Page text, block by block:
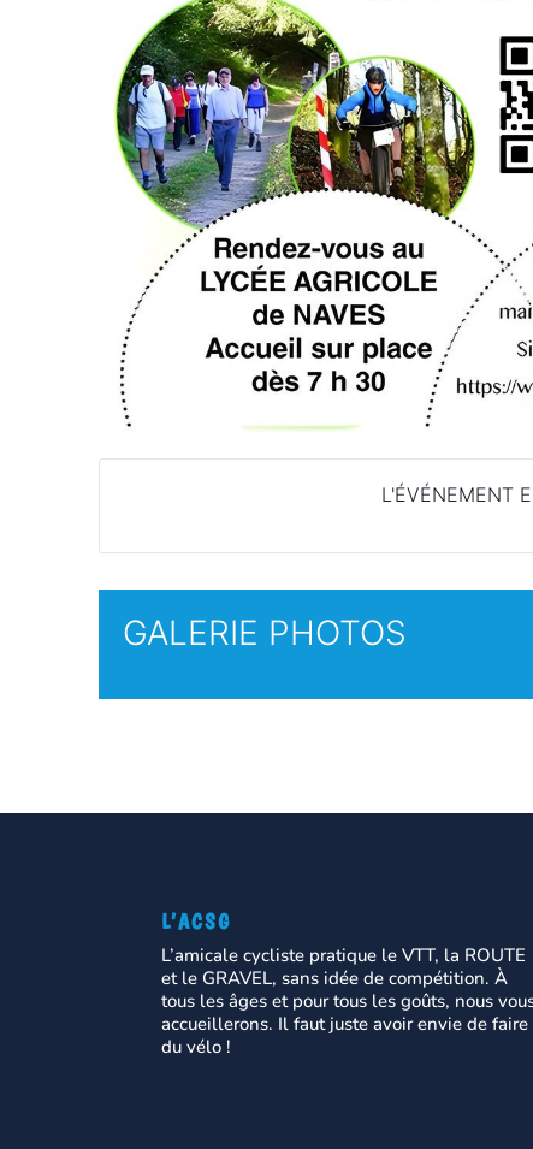
L'ÉVÉNEMENT
GALERIE PHOTOS
L’ACSG
L’amicale cycliste pratique le VTT, la ROUTE
et le GRAVEL, sans idée de compétition. À
tous les âges et pour tous les goûts, nous
accueillerons. Il faut juste avoir envie de faire
du vélo !